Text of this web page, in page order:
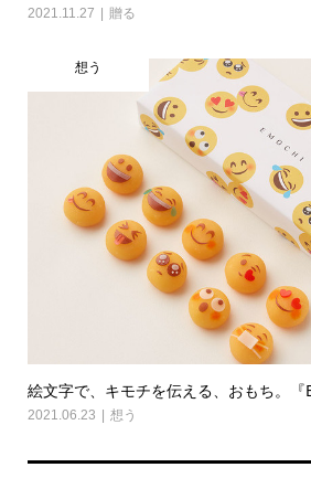
2021.11.27 贈る
想う
絵文字で、キモチを伝える、おもち。『
2021.06.23 想う